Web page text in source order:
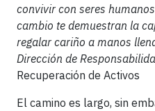
convivir con seres
cambio te demuestran la
regalar cariño a manos
Dirección de
Recuperación de Activos
El camino es largo, sin